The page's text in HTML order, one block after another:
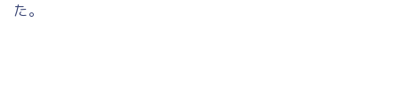
た。